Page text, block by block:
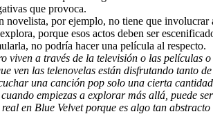
que provoca.
por ejemplo, no tiene que
porque esos actos deben ser
no podría hacer una película al respecto.
viven a través de la televisión o las
ven las telenovelas están disfrutando tanto
una canción pop solo una cierta
empiezas a explorar más allá, puede
en Blue Velvetporque es algo tan